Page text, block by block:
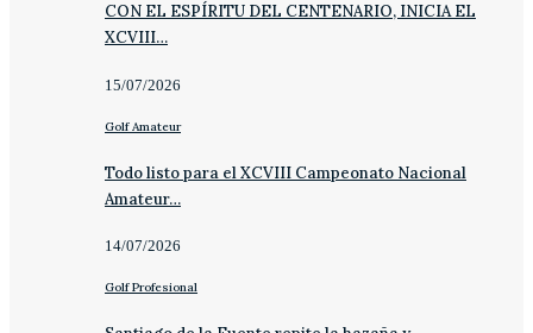
CON EL ESPÍRITU DEL CENTENARIO, INICIA EL
XCVIII…
15/07/2026
Golf Amateur
Todo listo para el XCVIII Campeonato Nacional
Amateur…
14/07/2026
Golf Profesional